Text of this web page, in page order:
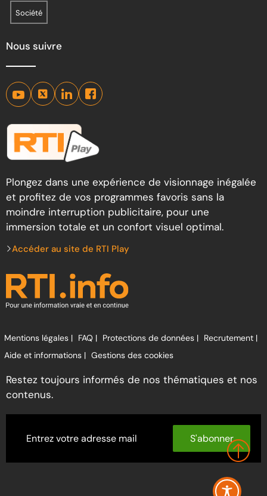
Société
Nous suivre
Plongez dans une expérience de visionnage inégalée
et profitez de vos programmes favoris sans la
moindre interruption publicitaire, pour une
immersion totale et un confort visuel optimal.
Accéder au site de RTI Play
Mentions légales | FAQ | Protections de données | Recrutement |
Aide et informations | Gestions des cookies
Restez toujours informés de nos thématiques et nos
contenus.
S'abonner